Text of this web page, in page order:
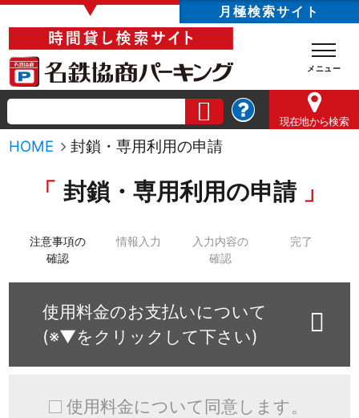
▼ 月極検索サイト
現在地から検索
HOME 封鎖・専用利用の申請
封鎖・専用利用の申請
注意事項の
確認
情報入力
入力内容の
確認
完了
使用料金のお支払いについて
(※▼をクリックして下さい)
使用料金について同意します。